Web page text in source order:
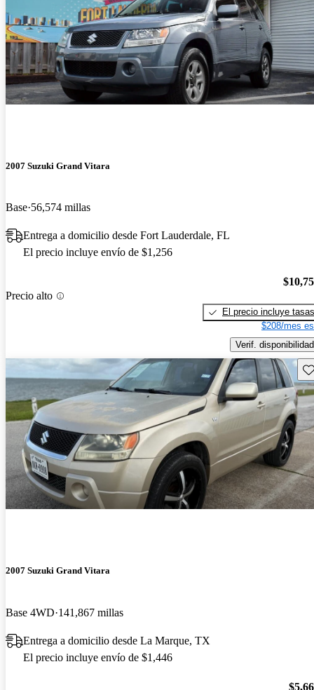
2007 Suzuki Grand Vitara
Base 56,574 millas
Entrega a domicilio desde Fort Lauderdale, FL
El precio incluye envío de $1,256
Precio alto
El precio incluye tasas
$208/mes
Verif. disponibilidad
2007 Suzuki Grand Vitara
Base 4WD 141,867 millas
Entrega a domicilio desde La Marque, TX
El precio incluye envío de $1,446